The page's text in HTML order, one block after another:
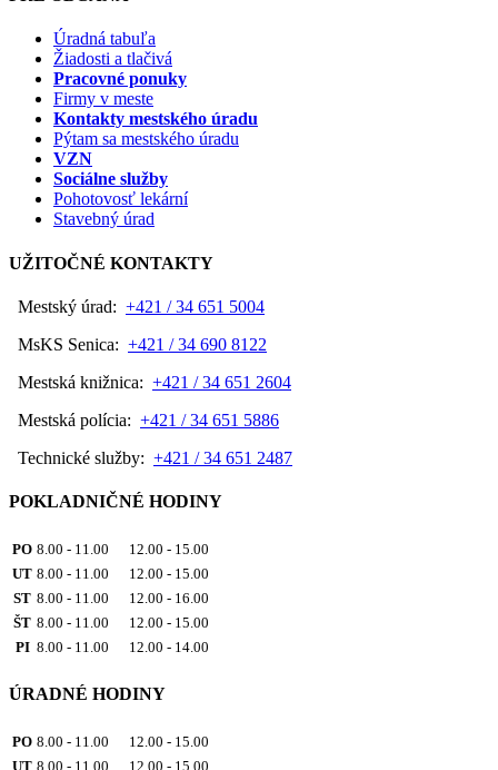
Úradná tabuľa
Žiadosti a tlačivá
Pracovné ponuky
Firmy v meste
Kontakty mestského úradu
Pýtam sa mestského úradu
VZN
Sociálne služby
Pohotovosť lekární
Stavebný úrad
UŽITOČNÉ KONTAKTY
Mestský úrad: +421 / 34 651 5004
MsKS Senica: +421 / 34 690 8122
Mestská knižnica: +421 / 34 651 2604
Mestská polícia: +421 / 34 651 5886
Technické služby: +421 / 34 651 2487
POKLADNIČNÉ HODINY
PO 8.00 - 11.00 12.00 - 15.00
UT 8.00 - 11.00 12.00 - 15.00
ST 8.00 - 11.00 12.00 - 16.00
ŠT 8.00 - 11.00 12.00 - 15.00
PI 8.00 - 11.00 12.00 - 14.00
ÚRADNÉ HODINY
PO 8.00 - 11.00 12.00 - 15.00
UT 8.00 - 11.00 12.00 - 15.00